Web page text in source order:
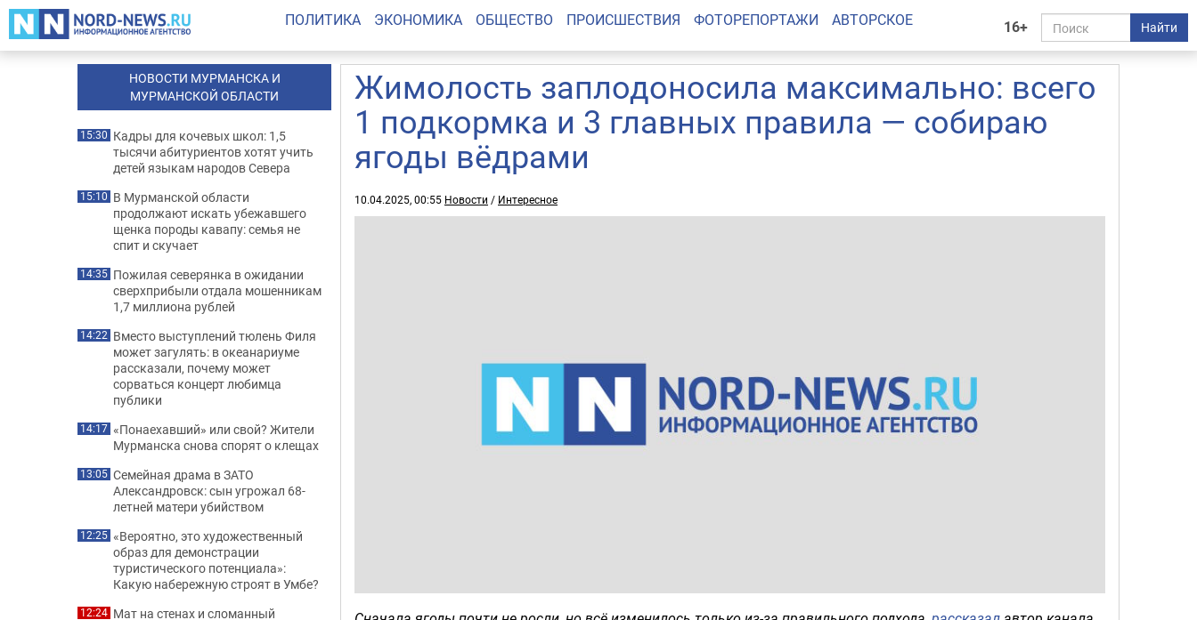
16+ Найти
ПОЛИТИКА ЭКОНОМИКА ОБЩЕСТВО ПРОИСШЕСТВИЯ ФОТОРЕПОРТАЖИ АВТОРСКОЕ
Жимолость заплодоносила максимально: всего
1 подкормка и 3 главных правила — собираю
ягоды вёдрами
10.04.2025, 00:55 Новости / Интересное
НОВОСТИ МУРМАНСКА И
МУРМАНСКОЙ ОБЛАСТИ
15:30 Кадры для кочевых школ: 1,5
тысячи абитуриентов хотят учить
детей языкам народов Севера
15:10 В Мурманской области
продолжают искать убежавшего
щенка породы кавапу: семья не
спит и скучает
14:35 Пожилая северянка в ожидании
сверхприбыли отдала мошенникам
1,7 миллиона рублей
14:22 Вместо выступлений тюлень Филя
может загулять: в океанариуме
рассказали, почему может
сорваться концерт любимца
публики
14:17 «Понаехавший» или свой? Жители
Мурманска снова спорят о клещах
13:05 Семейная драма в ЗАТО
Александровск: сын угрожал 68-
летней матери убийством
12:25 «Вероятно, это художественный
образ для демонстрации
туристического потенциала»:
Какую набережную строят в Умбе?
12:24 Мат на стенах и сломанный